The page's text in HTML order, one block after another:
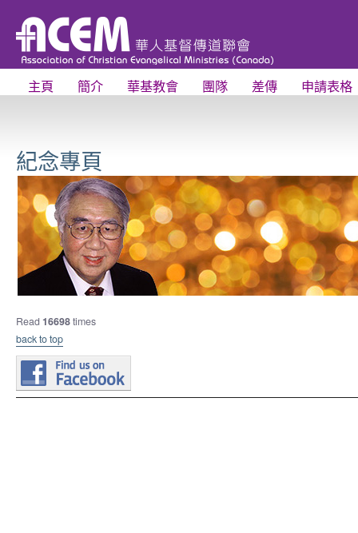
主頁 簡介 華基教會 團隊 差傳 申請表格
紀念專頁
Read16698times
back to top